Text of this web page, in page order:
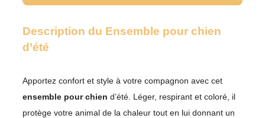
Description du Ensemble pour chien
d’été
Apportez confort et style à votre compagnon avec cet
ensemble pour chien d’été. Léger, respirant et coloré, il
protège votre animal de la chaleur tout en lui donnant un